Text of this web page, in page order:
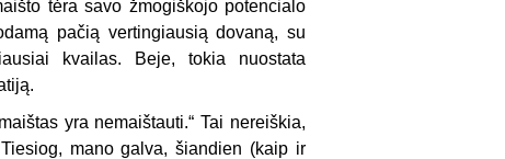
tėra savo žmogiškojo potencialo
pačią vertingiausią dovaną, su
kvailas. Beje, tokia nuostata
yra nemaištauti.“ Tai nereiškia,
mano galva, šiandien (kaip ir